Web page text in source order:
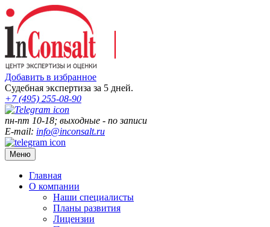
Добавить в избранное
Судебная экспертиза за 5 дней.
+7 (495) 255-08-90
пн-пт 10-18; выходные - по записи
E-mail: info@inconsalt.ru
Меню
Главная
О компании
Наши специалисты
Планы развития
Лицензии